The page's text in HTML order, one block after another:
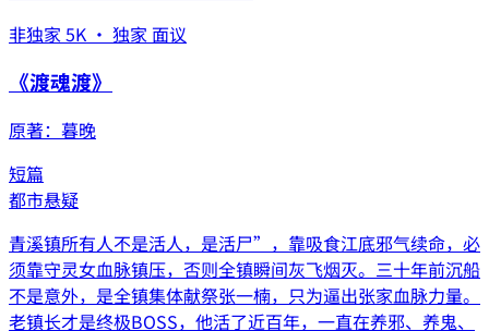
非独家 5K · 独家 面议
《渡魂渡》
原著： 暮晚
短篇
都市悬疑
青溪镇所有人不是活人，是活尸”，靠吸食江底邪气续命，必
须靠守灵女血脉镇压，否则全镇瞬间灰飞烟灭。三十年前沉船
不是意外，是全镇集体献祭张一楠，只为逼出张家血脉力量。
老镇长才是终极BOSS，他活了近百年，一直在养邪、养鬼、